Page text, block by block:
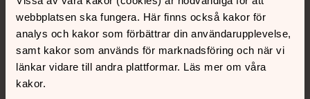
webbplatsen ska fungera. Här finns också kakor för
analys och kakor som förbättrar din användarupplevelse,
samt kakor som används för marknadsföring och när vi
länkar vidare till andra plattformar. Läs mer om våra
kakor.
Hitta snabbt